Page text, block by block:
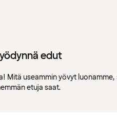
edut
Mitä useammin yövyt luonamme,
etuja saat.